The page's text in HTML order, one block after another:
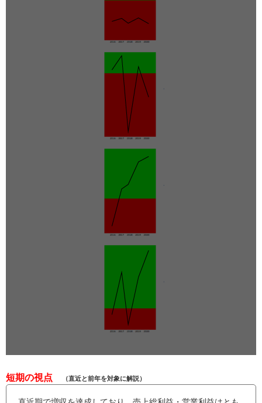
短期の視点 （直近と前年を対象に解説）